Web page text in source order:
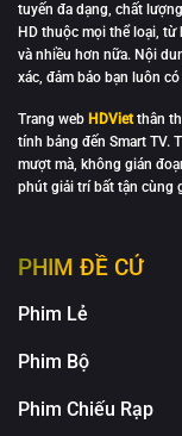
tuyến đa dạng, chất
HD thuộc mọi thể loại,
và nhiều hơn nữa. Nội
xác, đảm bảo bạn luôn
Trang web HDVietthân
tính bảng đến Smart TV.
mượt mà, không gián
phút giải trí bất tận cùng
PHIM ĐỀ CỬ
Phim Lẻ
Phim Bộ
Phim Chiếu Rạp